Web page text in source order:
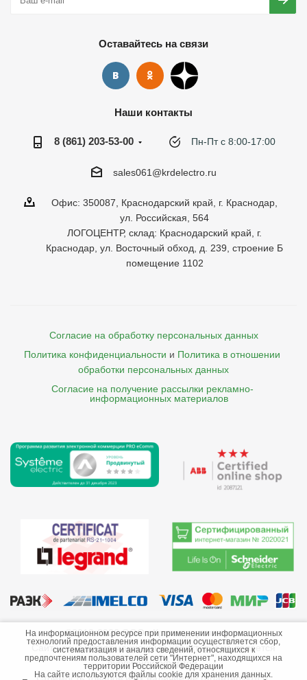
Оставайтесь на связи
Наши контакты
8 (861) 203-53-00 Пн-Пт с 8:00-17:00
sales061@krdelectro.ru
Офис: 350087, Краснодарский край, г. Краснодар,
ул. Российская, 564
ЛОГОЦЕНТР, склад: Краснодарский край, г.
Краснодар, ул. Восточный обход, д. 239, строение Б
помещение 1102
Согласие на обработку персональных данных
Политика конфиденциальности и Политика в отношении
обработки персональных данных
Согласие на получение рассылки рекламно-
    информационных материалов
©2013-2026 ООО «Краснодарэлектро»
Сайт носит информационный характер и не является
публичной офертой.
Стоимость товаров и их наличие не гарантируются.
На информационном ресурсе при применении информационных
технологий предоставления информации осуществляется сбор,
систематизация и анализ сведений, относящихся к
предпочтениям пользователей сети "Интернет", находящихся на
территории Российской Федерации
На сайте используются файлы cookie для хранения данных.